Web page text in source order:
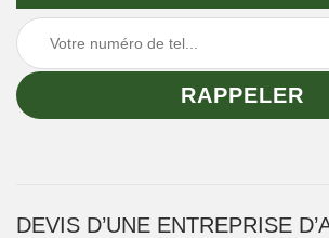
DEVIS D’UNE ENTREPRISE